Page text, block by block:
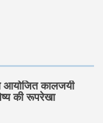
आयोजित कालजयी
की रूपरेखा